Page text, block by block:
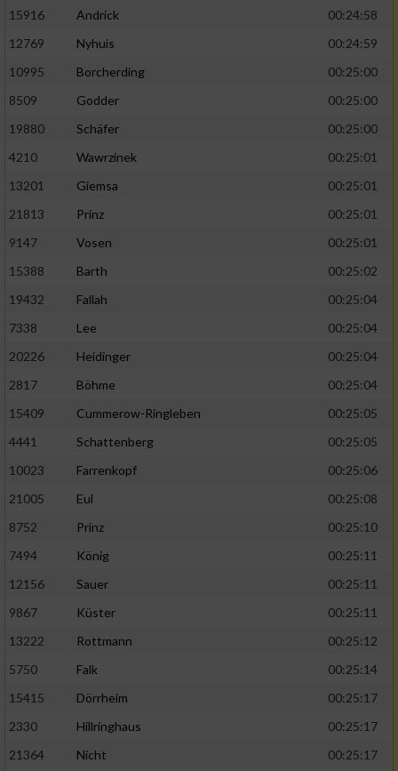
15916
Andrick
00:24:58
12769
Nyhuis
00:24:59
10995
Borcherding
00:25:00
8509
Godder
00:25:00
19880
Schäfer
00:25:00
4210
Wawrzinek
00:25:01
13201
Giemsa
00:25:01
21813
Prinz
00:25:01
9147
Vosen
00:25:01
15388
Barth
00:25:02
19432
Fallah
00:25:04
7338
Lee
00:25:04
20226
Heidinger
00:25:04
2817
Böhme
00:25:04
15409
Cummerow-Ringleben
00:25:05
4441
Schattenberg
00:25:05
10023
Farrenkopf
00:25:06
21005
Eul
00:25:08
8752
Prinz
00:25:10
7494
König
00:25:11
12156
Sauer
00:25:11
9867
Küster
00:25:11
13222
Rottmann
00:25:12
5750
Falk
00:25:14
15415
Dörrheim
00:25:17
2330
Hillringhaus
00:25:17
21364
Nicht
00:25:17